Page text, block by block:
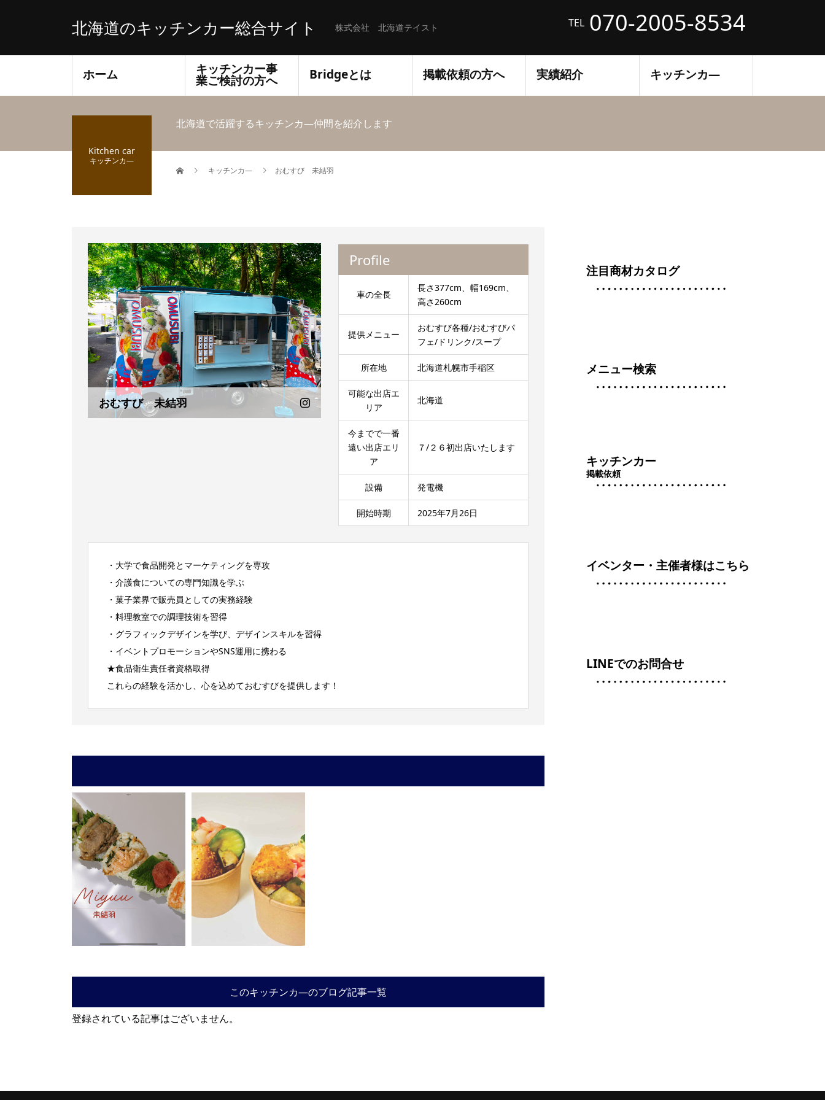
北海道のキッチンカー総合サイト 株式会社 北海道テイスト TEL 070-2005-8534
ホーム キッチンカー事
業ご検討の方へ Bridgeとは 掲載依頼の方へ 実績紹介 キッチンカ―
Kitchen car
キッチンカ―
北海道で活躍するキッチンカ―仲間を紹介します
キッチンカ― おむすび 未結羽
おむすび 未結羽
Profile
車の全長
長さ377cm、幅169cm、
高さ260cm
提供メニュー
おむすび各種/おむすびパ
フェ/ドリンク/スープ
所在地 北海道札幌市手稲区
可能な出店エ
リア
北海道
今までで一番
遠い出店エリ
ア
７/２６初出店いたします
設備 発電機
開始時期 2025年7月26日
・大学で食品開発とマーケティングを専攻
・介護食についての専門知識を学ぶ
・菓子業界で販売員としての実務経験
・料理教室での調理技術を習得
・グラフィックデザインを学び、デザインスキルを習得
・イベントプロモーションやSNS運用に携わる
★食品衛生責任者資格取得
これらの経験を活かし、心を込めておむすびを提供します！
このキッチンカ―のブログ記事一覧
登録されている記事はございません。
注目商材カタログ
メニュー検索
キッチンカー
掲載依頼
イベンター・主催者様はこちら
LINEでのお問合せ